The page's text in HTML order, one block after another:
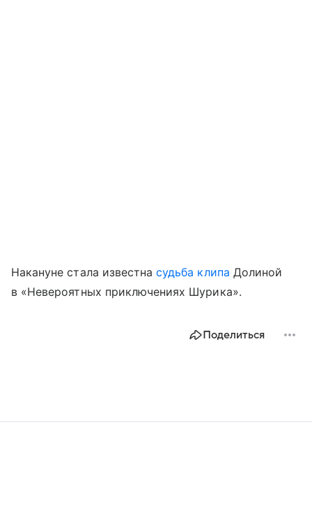
Накануне стала известнасудьба клипа Долиной
в «Невероятных приключениях Шурика».
Поделиться